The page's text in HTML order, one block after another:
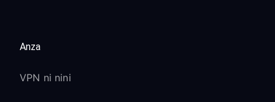
Anza
VPN ni nini